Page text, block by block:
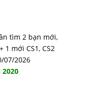
tìm 2 bạn mới,
1 mới CS1, CS2
07/2026
2020